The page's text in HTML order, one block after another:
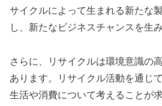
サイクルによって生まれる新たな
し、新たなビジネスチャンスを生
さらに、リサイクルは環境意識の
あります。リサイクル活動を通じ
生活や消費について考えることが